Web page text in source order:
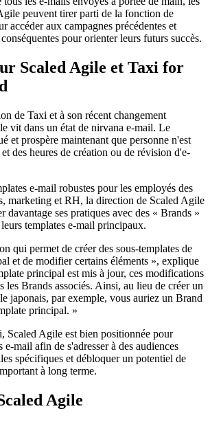
peuvent tirer parti de la fonction de
accéder aux campagnes précédentes et
pour orienter leurs futurs succès.
Scaled Agile et Taxi for
de Taxi et à son récent changement
vit dans un état de nirvana e-mail. Le
et prospère maintenant que personne n'est
des heures de création ou de révision d'e-
e-mail robustes pour les employés des
marketing et RH, la direction de Scaled Agile
davantage ses pratiques avec des « Brands »
templates e-mail principaux.
qui permet de créer des sous-templates de
et de modifier certains éléments », explique
principal est mis à jour, ces modifications
les Brands associés. Ainsi, au lieu de créer un
japonais, par exemple, vous auriez un Brand
principal. »
Scaled Agile est bien positionnée pour
e-mail afin de s'adresser à des audiences
spécifiques et débloquer un potentiel de
à long terme.
Agile